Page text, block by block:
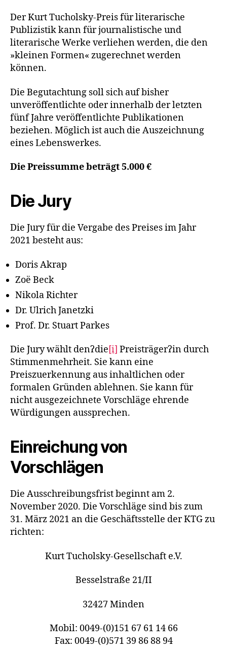
Der Kurt Tucholsky-Preis für literarische
Publizistik kann für journalistische und
literarische Werke verliehen werden, die den
»kleinen Formen« zugerechnet werden
können.
Die Begutachtung soll sich auf bisher
unveröffentlichte oder innerhalb der letzten
fünf Jahre veröffentlichte Publikationen
beziehen. Möglich ist auch die Auszeichnung
eines Lebenswerkes.
Die Preissumme beträgt 5.000 €
Die Jury
Die Jury für die Vergabe des Preises im Jahr
2021 besteht aus:
Doris Akrap
Zoë Beck
Nikola Richter
Dr. Ulrich Janetzki
Prof. Dr. Stuart Parkes
Die Jury wählt den⁠ʔ⁠die[i] Preisträgerʔin durch
Stimmenmehrheit. Sie kann eine
Preiszuerkennung aus inhaltlichen oder
formalen Gründen ablehnen. Sie kann für
nicht ausgezeichnete Vorschläge ehrende
Würdigungen aussprechen.
Einreichung von
Vorschlägen
Die Ausschreibungsfrist beginnt am 2.
November 2020. Die Vorschläge sind bis zum
31. März 2021 an die Geschäftsstelle der KTG zu
richten:
Kurt Tucholsky-Gesellschaft e.V.
Besselstraße 21/II
32427 Minden
Mobil: 0049-(0)151 67 61 14 66
Fax: 0049-(0)571 39 86 88 94